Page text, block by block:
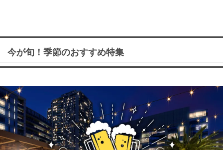
今が旬！季節のおすすめ特集